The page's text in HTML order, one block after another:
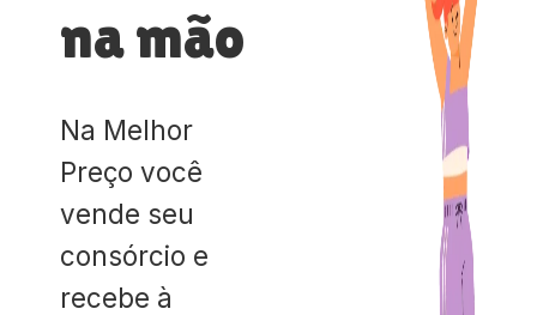
na mão
Na Melhor
Preço você
vende seu
consórcio e
recebe à